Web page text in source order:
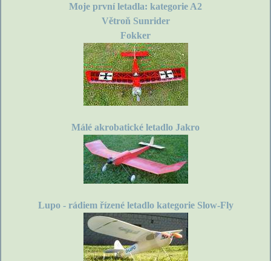
Moje první letadla: kategorie A2
Větroň Sunrider
Fokker
Málé akrobatické letadlo Jakro
Lupo - rádiem řízené letadlo kategorie Slow-Fly